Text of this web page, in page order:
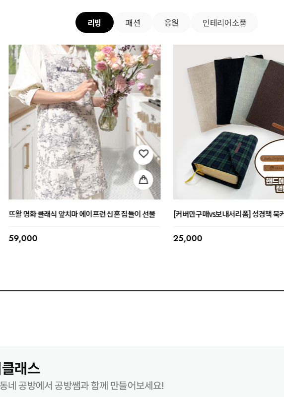
리빙 패션 응원 인테리어소품
웨딩 석고 빅베어 커스텀 방향제 커플 결혼선물
커플 석고 미니/빅베어 커스텀 방향제 트위
오픈할인이벤트중